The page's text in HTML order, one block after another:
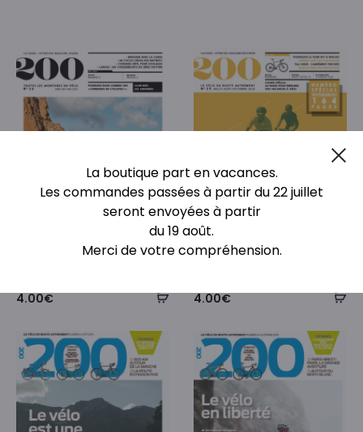
4.00€
4.00€
La boutique part en vacances.
Les commandes passées à partir du 22 juillet
seront envoyées à partir
du 19 août.
Merci de votre compréhension.